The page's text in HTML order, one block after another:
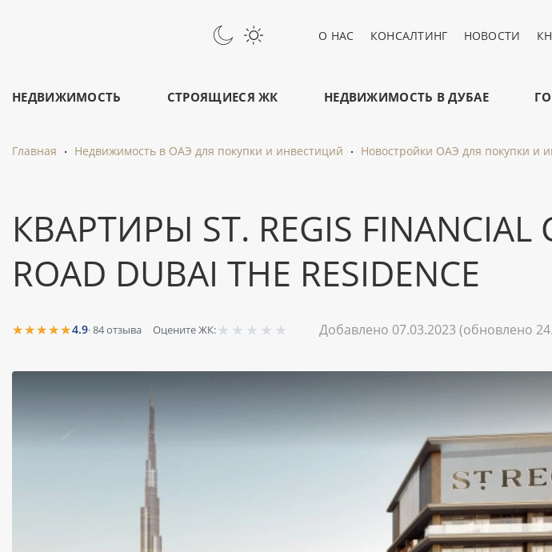
О НАС КОНСАЛТИНГ НОВОСТИ
НЕДВИЖИМОСТЬ СТРОЯЩИЕСЯ ЖК НЕДВИЖИМОСТЬ В ДУБАЕ
Главная Недвижимость в ОАЭ для покупки и инвестиций Новостройки ОАЭ для покупки и
КВАРТИРЫ ST. REGIS FINANCIAL
ROAD DUBAI THE RESIDENCE
★★★★★4.9·84отзыва Оцените ЖК:★ ★ ★ ★ ★ Добавлено 07.03.2023 (обновлено